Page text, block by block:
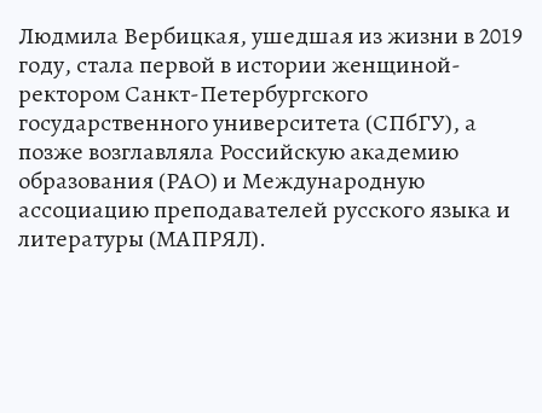
Людмила Вербицкая, ушедшая из жизни в 2019
году, стала первой в истории женщиной-
ректором Санкт-Петербургского
государственного университета (СПбГУ), а
позже возглавляла Российскую академию
образования (РАО) и Международную
ассоциацию преподавателей русского языка и
литературы (МАПРЯЛ).